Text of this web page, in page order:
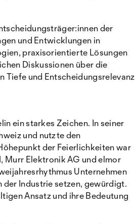
der
und Entwicklungen in
praxisorientierte Lösungen
Diskussionen über die
Tiefe und Entscheidungsrelevanz
ein starkes Zeichen. In seiner
und nutzte den
der Feierlichkeiten war
Murr Elektronik AG und elmor
Unternehmen
der Industrie setzen, gewürdigt.
Ansatz und ihre Bedeutung